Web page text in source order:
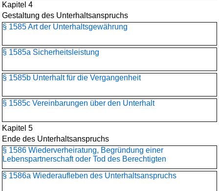
Kapitel 4
Gestaltung des Unterhaltsanspruchs
§ 1585 Art der Unterhaltsgewährung
§ 1585a Sicherheitsleistung
§ 1585b Unterhalt für die Vergangenheit
§ 1585c Vereinbarungen über den Unterhalt
Kapitel 5
Ende des Unterhaltsanspruchs
§ 1586 Wiederverheiratung, Begründung einer
Lebenspartnerschaft oder Tod des Berechtigten
§ 1586a Wiederaufleben des Unterhaltsanspruchs